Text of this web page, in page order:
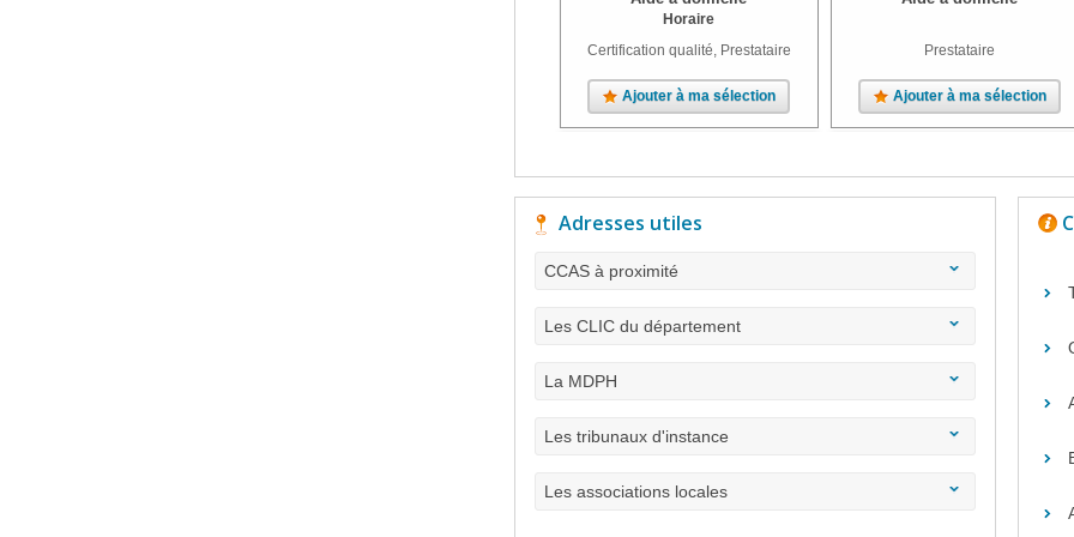
Horaire
Certification qualité, Prestataire
Ajouter à ma sélection
Prestataire
Ajouter à ma sélection
Adresses utiles
CCAS à proximité
Les CLIC du département
La MDPH
Les tribunaux d'instance
Les associations locales